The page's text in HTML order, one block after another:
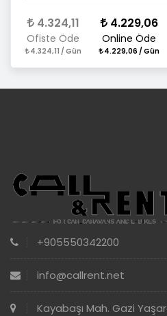
4.324,11
Ofiste Öde
4.324,11 / Gün
4.229,06
Online Öde
4.229,06 / Gün
+905550342200
info@callrent.net
Kayabaşı Mah. Gazi